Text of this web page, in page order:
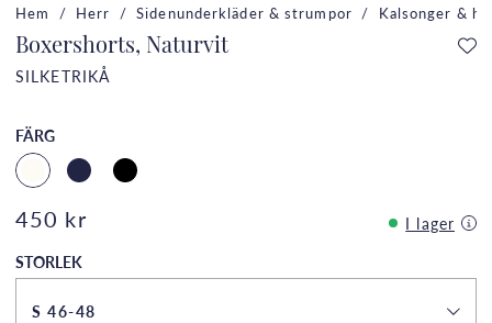
Hem Herr Sidenunderkläder & strumpor Kalsonger &
Boxershorts, Naturvit
SILKETRIKÅ
FÄRG
450 kr
I lager
STORLEK
S 46-48